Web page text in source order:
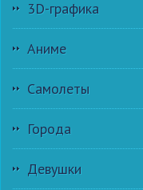
3D-графика
Аниме
Самолеты
Города
Девушки